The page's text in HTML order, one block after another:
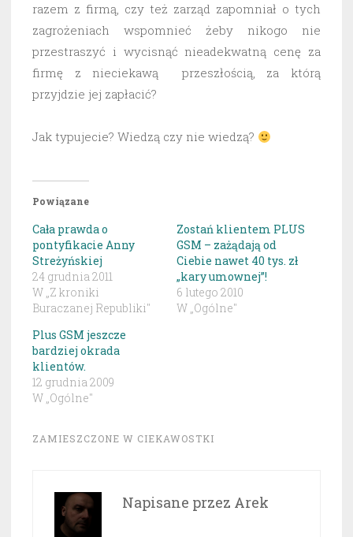
razem z firmą, czy też zarząd zapomniał o tych
zagrożeniach wspomnieć żeby nikogo nie
przestraszyć i wycisnąć nieadekwatną cenę za
firmę z nieciekawą przeszłością, za którą
przyjdzie jej zapłacić?
Jak typujecie? Wiedzą czy nie wiedzą?
Powiązane
Cała prawda o
pontyfikacie Anny
Streżyńskiej
24 grudnia 2011
W „Z kroniki
Buraczanej Republiki"
Zostań klientem PLUS
GSM – zażądają od
Ciebie nawet 40 tys. zł
„kary umownej”!
6 lutego 2010
W „Ogólne"
Plus GSM jeszcze
bardziej okrada
klientów.
12 grudnia 2009
W „Ogólne"
ZAMIESZCZONE W CIEKAWOSTKI
Napisane przez Arek